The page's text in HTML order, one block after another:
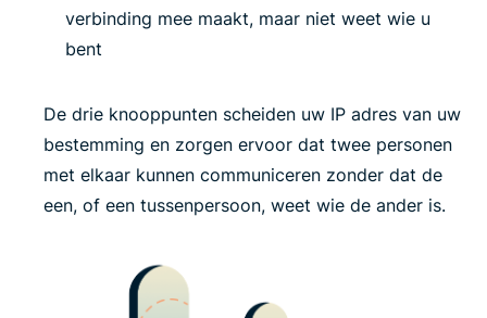
verbinding mee maakt, maar niet weet wie u
bent
De drie knooppunten scheiden uw IP adres van uw
bestemming en zorgen ervoor dat twee personen
met elkaar kunnen communiceren zonder dat de
een, of een tussenpersoon, weet wie de ander is.